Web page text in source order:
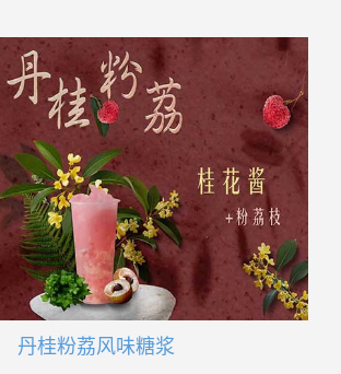
丹桂粉荔风味糖浆